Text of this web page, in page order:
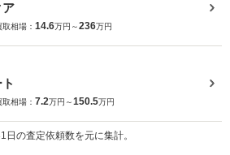
ア
相場： 14.6万円～236万円
相場： 7.2万円～150.5万円
の査定依頼数を元に集計。